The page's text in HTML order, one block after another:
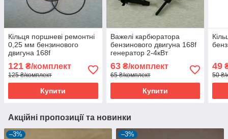
Кільця поршневі ремонтні
0,25 мм бензинового
двигуна 168f
121 ₴/комплект
125 ₴/комплект
Купити
Важелі карбюратора
бензинового двигуна 168f
генератор 2-4кВт
63₴/комплект
65 ₴/комплект
Купити
49
50 ₴/
Акційні пропозиції та новинки
–3% –3%